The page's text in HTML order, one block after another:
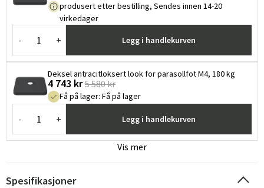
produsert etter bestilling, Sendes innen 14-20
virkedager
- + Legg i handlekurven
Deksel antracitloksert look for parasollfot M4, 180 kg
4 743 kr 5 580 kr
Få på lager: Få på lager
- + Legg i handlekurven
Vis mer
Spesifikasjoner